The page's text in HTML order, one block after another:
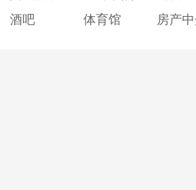
酒吧
体育馆 房产